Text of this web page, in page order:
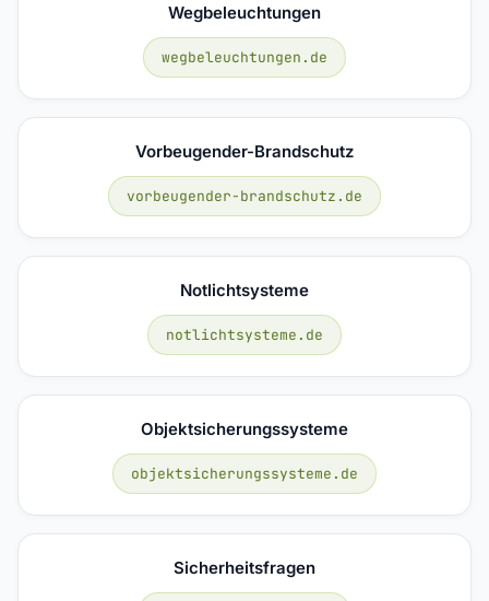
Wegbeleuchtungen
wegbeleuchtungen.de
Vorbeugender-Brandschutz
vorbeugender-brandschutz.de
Notlichtsysteme
notlichtsysteme.de
Objektsicherungssysteme
objektsicherungssysteme.de
Sicherheitsfragen